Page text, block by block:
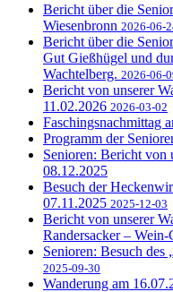
Bericht über die
Wiesenbronn 2026-06-
Bericht über die
Gut Gießhügel und
Wachtelberg. 2026-06-
Bericht von unserer
11.02.2026 2026-03-02
Faschingsnachmittag
Programm der
Senioren: Bericht von
08.12.2025
Besuch der
07.11.2025 2025-12-03
Bericht von unserer
Randersacker – Wein-
Senioren: Besuch des
2025-09-30
Wanderung am